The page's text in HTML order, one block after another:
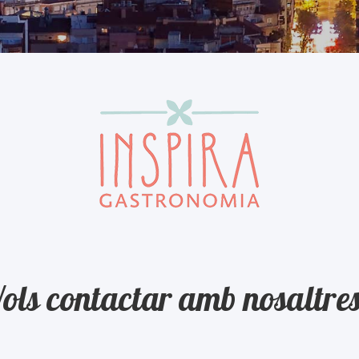
contactar amb